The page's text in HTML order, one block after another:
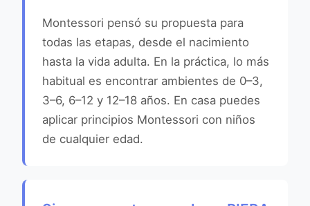
Montessori pensó su propuesta para
todas las etapas, desde el nacimiento
hasta la vida adulta. En la práctica, lo más
habitual es encontrar ambientes de 0–3,
3–6, 6–12 y 12–18 años. En casa puedes
aplicar principios Montessori con niños
de cualquier edad.